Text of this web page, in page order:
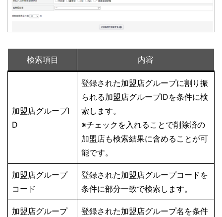
検索項目 内容
加盟店グループI
D
登録された加盟店グループに割り振
られる加盟店グループIDを条件に検
索します。
※チェックを入れることで削除済の
加盟店も検索結果に含めることが可
能です。
加盟店グループ
コード
登録された加盟店グループコードを
条件に部分一致で検索します。
加盟店グループ
登録された加盟店グループ名を条件